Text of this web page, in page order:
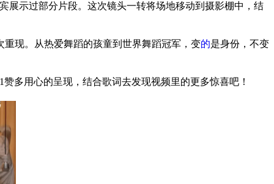
展示过部分片段。这次镜头一转将场地移动到摄影棚中，结
重现。从热爱舞蹈的孩童到世界舞蹈冠军，变的是身份，不变
多用心的呈现，结合歌词去发现视频里的更多惊喜吧！